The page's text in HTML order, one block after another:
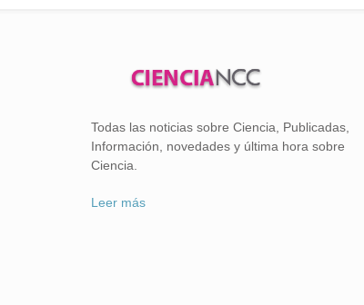
Todas las noticias sobre Ciencia, Publicadas,
Información, novedades y última hora sobre
Ciencia.
Leer más